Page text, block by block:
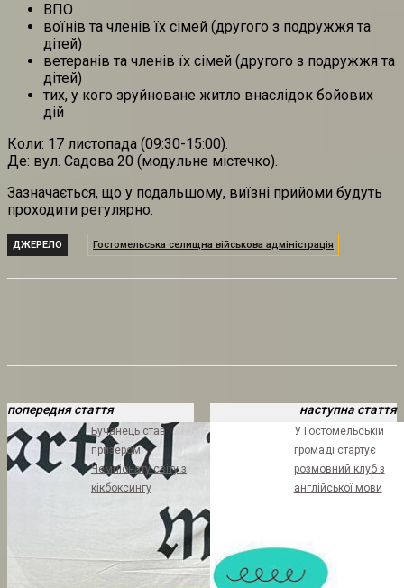
ВПО
воїнів та членів їх сімей (другого з подружжя та
дітей)
ветеранів та членів їх сімей (другого з подружжя та
дітей)
тих, у кого зруйноване житло внаслідок бойових
дій
Коли: 17 листопада (09:30-15:00).
Де: вул. Садова 20 (модульне містечко).
Зазначається, що у подальшому, виїзні прийоми будуть
проходити регулярно.
ДЖЕРЕЛО Гостомельська селищна військова адміністрація
попередня стаття
Бучанець став
призером
Чемпіонату світу з
кікбоксингу
наступна стаття
У Гостомельській
громаді стартує
розмовний клуб з
англійської мови